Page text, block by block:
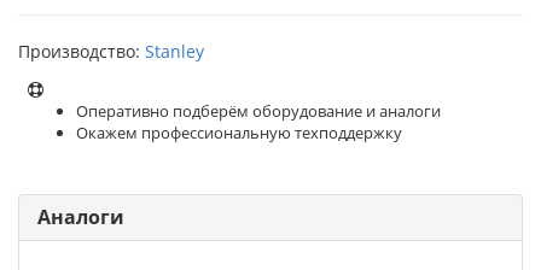
Производство: Stanley
Оперативно подберём оборудование и аналоги
Окажем профессиональную техподдержку
Аналоги